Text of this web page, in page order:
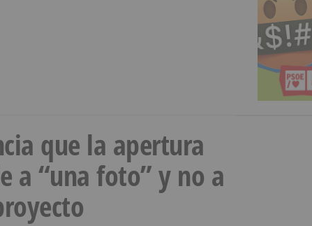
que la apertura
a “una foto” y no a